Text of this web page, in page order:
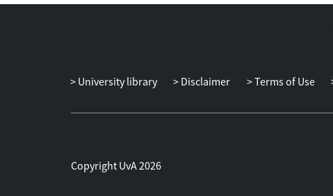
University library Disclaimer Terms of Use
Copyright UvA 2026